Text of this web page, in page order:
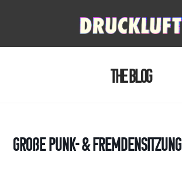
The Blog
Große Punk- & Fremdensitzung